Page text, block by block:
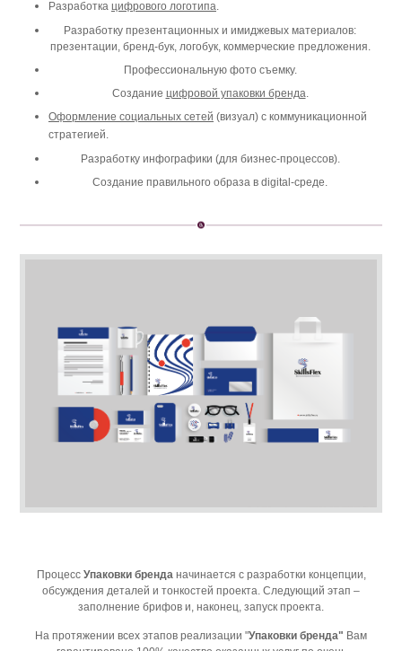
Разработка цифрового логотипа.
Разработку презентационных и имиджевых материалов:
презентации, бренд-бук, логобук, коммерческие предложения.
Профессиональную фото съемку.
Создание цифровой упаковки бренда.
Оформление социальных сетей (визуал) с коммуникационной
стратегией.
Разработку инфографики (для бизнес-процессов).
Создание правильного образа в digital-среде.
Процесс Упаковки бренда начинается с разработки концепции,
обсуждения деталей и тонкостей проекта. Следующий этап –
заполнение брифов и, наконец, запуск проекта.
На протяжении всех этапов реализации "Упаковки бренда" Вам